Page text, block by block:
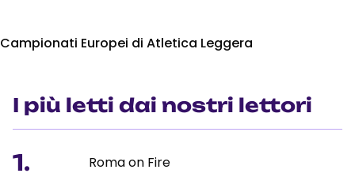
Campionati Europei di Atletica Leggera
I più letti dai nostri lettori
1. Roma on Fire